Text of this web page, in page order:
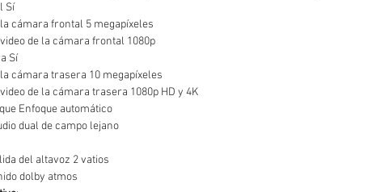
Sí
cámara frontal 5 megapíxeles
de la cámara frontal 1080p
Sí
cámara trasera 10 megapíxeles
de la cámara trasera 1080p HD y 4K
Enfoque automático
dual de campo lejano
del altavoz 2 vatios
dolby atmos